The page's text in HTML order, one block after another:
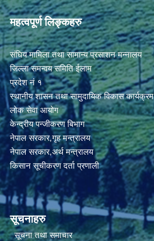
महत्वपूर्ण लिङ्कहरु
संघिय मामिला तथा सामान्य प्रसाशन मन्नालय
जिल्ला समन्वय समिति ईलाम
प्रदेश नं १
स्थानीय शासन तथा सामुदायिक विकास कार्यक्रम
लोक सेवा आयोग
केन्द्रीय पन्जीकरण बिभाग
नेपाल सरकार,गृह मन्त्रालय
नेपाल सरकार,अर्थ मन्त्रालय
किसान सूचीकरण दर्ता प्रणाली
सूचनाहरु
सूचना तथा समाचार